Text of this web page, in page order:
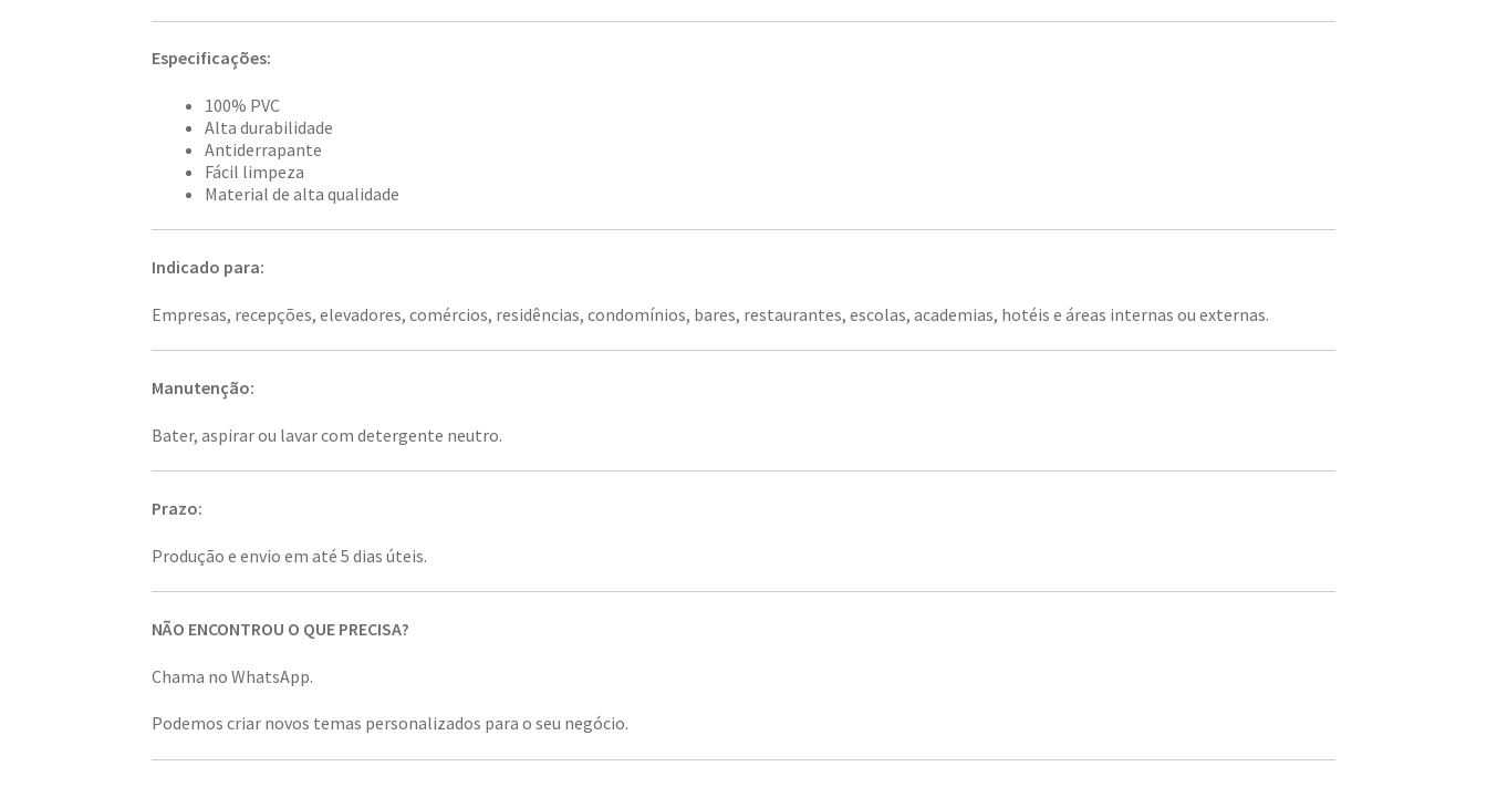
Especificações:
100% PVC
Alta durabilidade
Antiderrapante
Fácil limpeza
Material de alta qualidade
Indicado para:
Empresas, recepções, elevadores, comércios, residências, condomínios, bares, restaurantes, escolas, academias, hotéis e áreas internas ou externas.
Manutenção:
Bater, aspirar ou lavar com detergente neutro.
Prazo:
Produção e envio em até 5 dias úteis.
NÃO ENCONTROU O QUE PRECISA?
Chama no WhatsApp.
Podemos criar novos temas personalizados para o seu negócio.